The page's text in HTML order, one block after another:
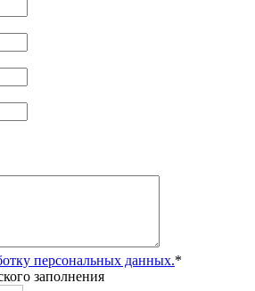
персональных данных.*
заполнения